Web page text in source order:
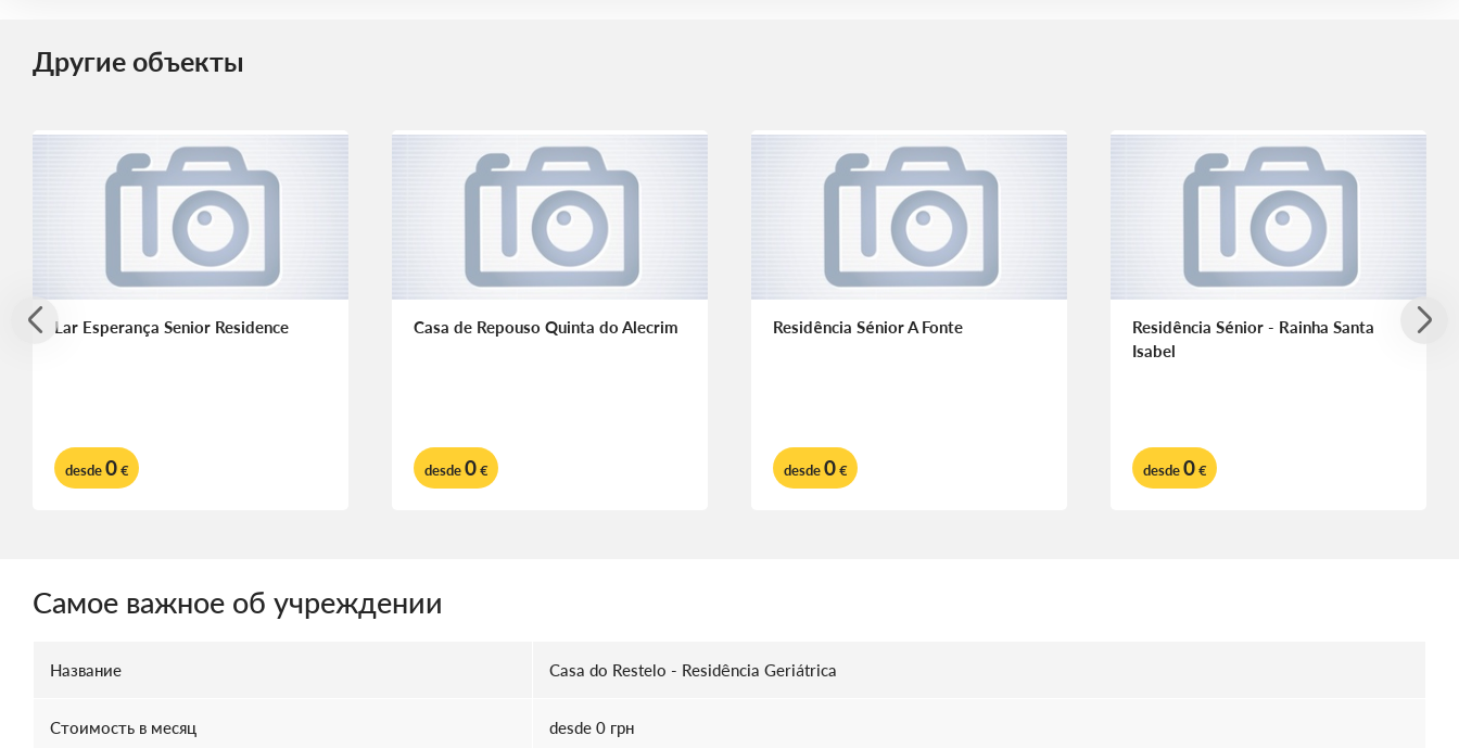
Другие объекты
Lar Esperança Senior Residence
desde0€
Casa de Repouso Quinta do Alecrim
desde0€
Residência Sénior A Fonte
desde0€
Residência Sénior - Rainha Santa
Isabel
desde0€
Самое важное об учреждении
Название Casa do Restelo - Residência Geriátrica
Стоимость в месяц desde 0 грн